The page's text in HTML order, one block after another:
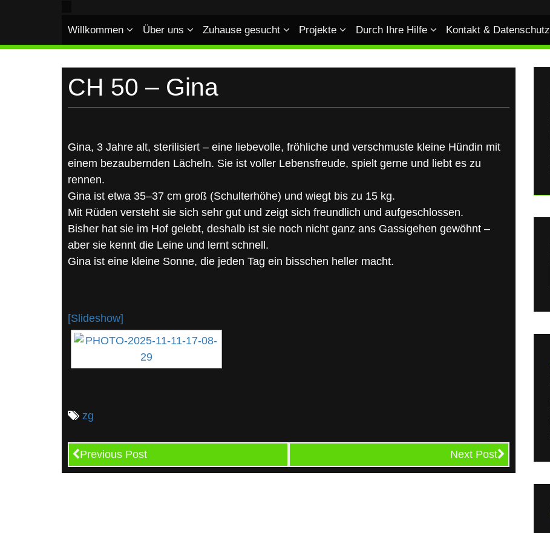
Willkommen Über uns Zuhause gesucht Projekte Durch Ihre Hilfe Kontakt & Datenschutz
CH 50 – Gina
Gina, 3 Jahre alt, sterilisiert – eine liebevolle, fröhliche und verschmuste kleine Hündin mit
einem bezaubernden Lächeln. Sie ist voller Lebensfreude, spielt gerne und liebt es zu
rennen.
Gina ist etwa 35–37 cm groß (Schulterhöhe) und wiegt bis zu 15 kg.
Mit Rüden versteht sie sich sehr gut und zeigt sich freundlich und aufgeschlossen.
Bisher hat sie im Hof gelebt, deshalb ist sie noch nicht ganz ans Gassigehen gewöhnt –
aber sie kennt die Leine und lernt schnell.
Gina ist eine kleine Sonne, die jeden Tag ein bisschen heller macht.
[Slideshow]
zg
Previous Post Next Post